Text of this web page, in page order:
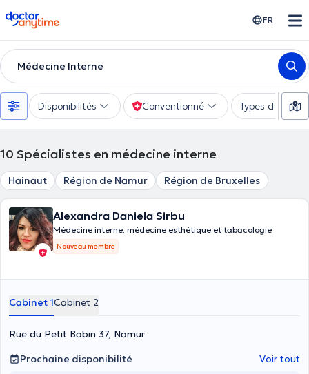
doctoranytime FR
Médecine Interne
Disponibilités Conventionné Types de
10 Spécialistes en médecine interne
Hainaut Région de Namur Région de Bruxelles
Alexandra Daniela Sirbu
Médecine interne, médecine esthétique et tabacologie
Nouveau membre
Cabinet 1Cabinet 2
Rue du Petit Babin 37, Namur
Prochaine disponibilité
Voir tout